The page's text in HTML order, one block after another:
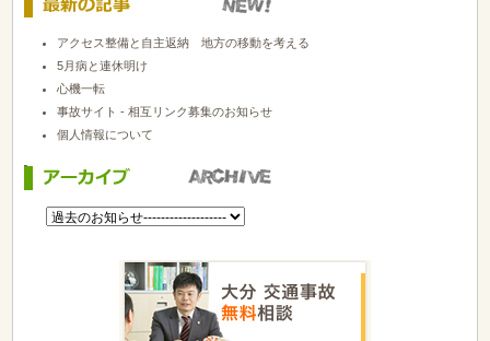
アクセス整備と自主返納 地方の移動を考える
5月病と連休明け
心機一転
事故サイト - 相互リンク募集のお知らせ
個人情報について